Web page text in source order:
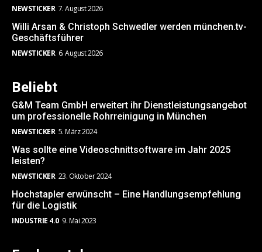
NEWSTICKER 7. August 2026
Willi Arsan & Christoph Schwedler werden münchen.tv-
Geschäftsführer
NEWSTICKER 6. August 2026
Beliebt
G&M Team GmbH erweitert ihr Dienstleistungsangebot
um professionelle Rohrreinigung in München
NEWSTICKER 5. März 2024
Was sollte eine Videoschnittsoftware im Jahr 2025
leisten?
NEWSTICKER 23. Oktober 2024
Hochstapler erwünscht – Eine Handlungsempfehlung
für die Logistik
INDUSTRIE 4.0 9. Mai 2023